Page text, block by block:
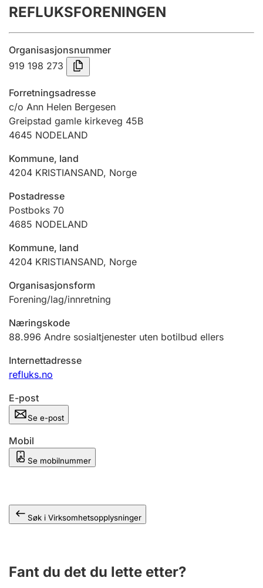
Årsregnskap
Innsending og forsinkelsesgebyr
Tinglysing
Jeger
Betaling og jegeravgiftskort
Offentlig sektor
REFLUKSFORENINGEN
Organisasjonsnummer
919 198 273
Forretningsadresse
c/o Ann Helen Bergesen
Greipstad gamle kirkeveg 45B
4645 NODELAND
Kommune, land
4204 KRISTIANSAND, Norge
Postadresse
Postboks 70
4685 NODELAND
Kommune, land
4204 KRISTIANSAND, Norge
Organisasjonsform
Forening/lag/innretning
Næringskode
88.996 Andre sosialtjenester uten botilbud ellers
Internettadresse
refluks.no
E-post
Se e-post
Mobil
Se mobilnummer
Søk i Virksomhetsopplysninger
Fant du det du lette etter?